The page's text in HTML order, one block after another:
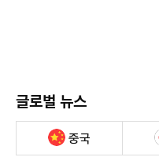
글로벌 뉴스
중국